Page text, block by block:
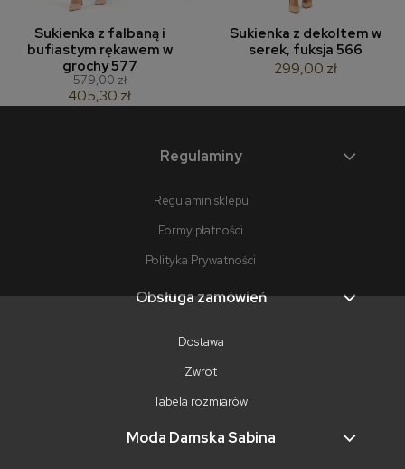
Sukienka z falbaną i
bufiastym rękawem w
grochy 577
579,00 zł
405,30 zł
Sukienka z dekoltem w
serek, fuksja 566
299,00 zł
Regulaminy
Regulamin sklepu
Formy płatności
Polityka Prywatności
Obsługa zamówień
Dostawa
Zwrot
Tabela rozmiarów
Moda Damska Sabina